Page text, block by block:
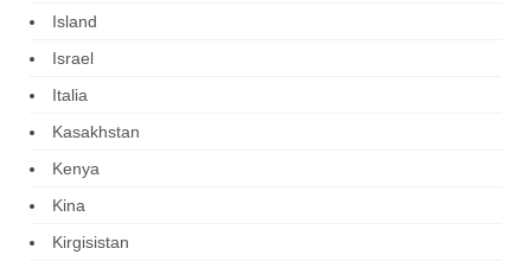
Island
Israel
Italia
Kasakhstan
Kenya
Kina
Kirgisistan